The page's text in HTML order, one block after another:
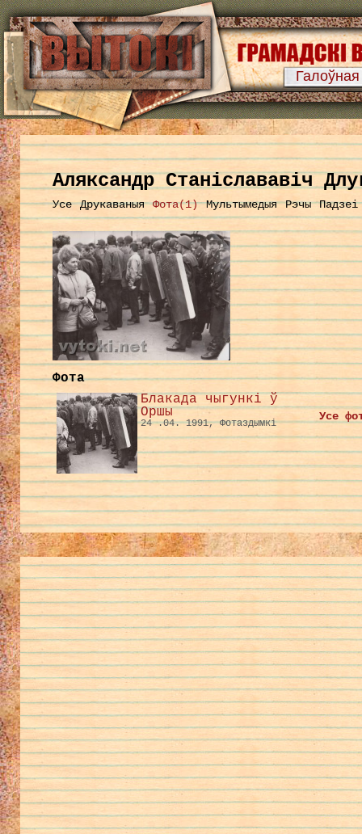
Галоўная
Аляксандр Станіслававіч
Усе Друкаваныя Фота(1) Мультымедыя Рэчы Падзеі
Фота
Блакада чыгункі ў
Оршы
24 .04. 1991, Фотаздымкі
Усе